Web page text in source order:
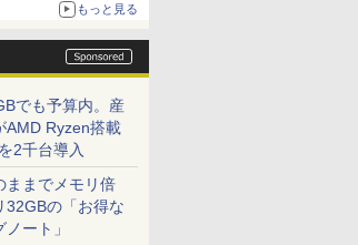
もっと見る
でも予算内。産
AMD Ryzen搭載
2千台導入
ままでメモリ倍
32GBの「お得な
ート」